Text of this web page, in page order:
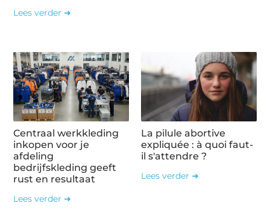
Lees verder ➜
Centraal werkkleding
inkopen voor je
afdeling
bedrijfskleding geeft
rust en resultaat
Lees verder ➜
La pilule abortive
expliquée : à quoi faut-
il s'attendre ?
Lees verder ➜